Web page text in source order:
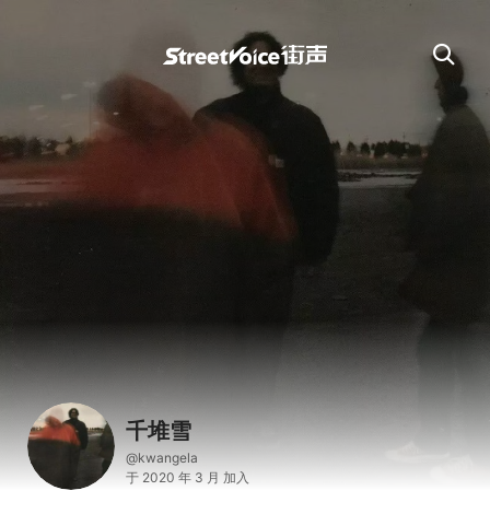
千堆雪
@kwangela
于 2020 年 3 月 加入